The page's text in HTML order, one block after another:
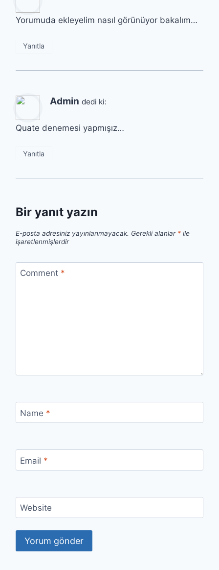
Yorumuda ekleyelim nasıl görünüyor bakalım…
Yanıtla
Admin dedi ki:
Quate denemesi yapmışız…
Yanıtla
Bir yanıt yazın
E-posta adresiniz yayınlanmayacak. Gerekli alanlar * ile
işaretlenmişlerdir
Comment *
Name *
Email *
Website